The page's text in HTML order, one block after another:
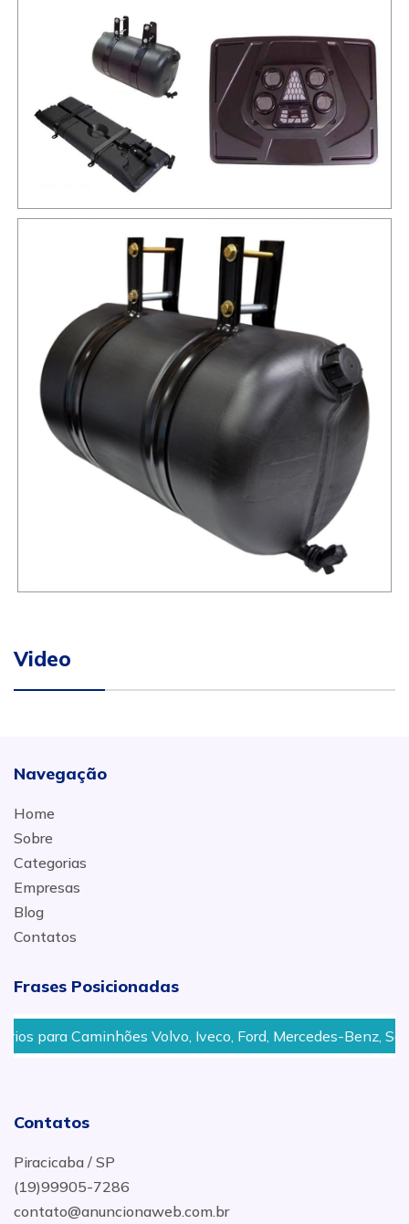
Video
Navegação
Home
Sobre
Categorias
Empresas
Blog
Contatos
Frases Posicionadas
Caminhões Volvo, Iveco, Ford, Mercedes-Benz, Scania,
Contatos
Piracicaba / SP
(19)99905-7286
contato@anuncionaweb.com.br